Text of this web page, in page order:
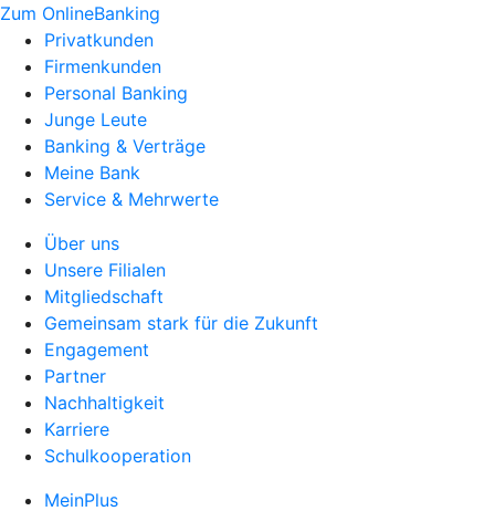
Zum OnlineBanking
Privatkunden
Firmenkunden
Personal Banking
Junge Leute
Banking & Verträge
Meine Bank
Service & Mehrwerte
Über uns
Unsere Filialen
Mitgliedschaft
Gemeinsam stark für die Zukunft
Engagement
Partner
Nachhaltigkeit
Karriere
Schulkooperation
MeinPlus